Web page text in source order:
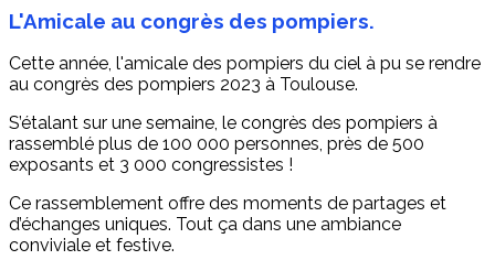
L'Amicale au congrès des pompiers.
Cette année, l'amicale des pompiers du ciel à pu se rendre
au congrès des pompiers 2023 à Toulouse.
S’étalant sur une semaine, le congrès des pompiers à
rassemblé plus de 100 000 personnes, près de 500
exposants et 3 000 congressistes !
Ce rassemblement offre des moments de partages et
d’échanges uniques. Tout ça dans une ambiance
conviviale et festive.